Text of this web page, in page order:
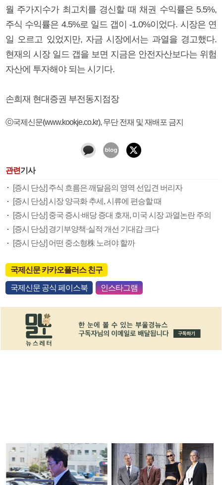
월 주가지수가 최고치를 경신할 때 채권 수익률은 5.5%,
주식 수익률은 4.5%로 일드 갭이 -1.0%이었다. 시장은 연
일 오르고 있었지만, 자금 시장에서는 과열을 경고했다.
현재의 시장 일드 갭을 보면 지금은 안전자산보다는 위험
자산에 투자해야 되는 시기다.
손희재 현대증권 부전동지점장
ⓒ국제신문(www.kookje.co.kr), 무단 전재 및 재배포 금지
관련기사
[증시 단상] 주식 흐름은 깨달음의 영역 선입견 버리자
[증시 단상] 시장 양극화 추세, 시류에 편승할 때
[증시 단상] 중국 증시·배당 증대 호재, 미국 시장 과열논란 주의
[증시 단상] 경기부양책·실적 개선 기대감 크다
[증시 단상] 어떤 중소형株 노려야 할까
국제신문 카카오플러스 친구
국제신문 공식 페이스북 인스타그램